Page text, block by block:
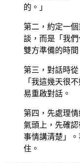
的。」
第二，約定一
談，而是「我
雙方準備的時間
第三，對話時
「我這幾天很
易重啟對話。
第四，先處理
氣頭上，先確
事情講清楚」
住。